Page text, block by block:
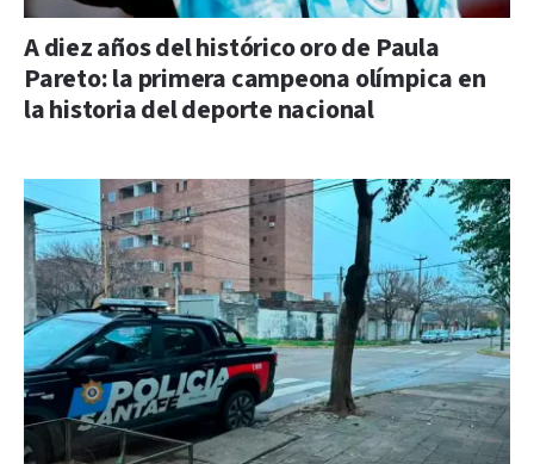
A diez años del histórico oro de Paula
Pareto: la primera campeona olímpica en
la historia del deporte nacional